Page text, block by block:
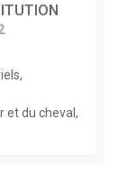
et du cheval,